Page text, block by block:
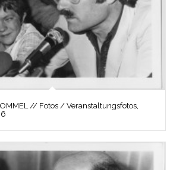
// Fotos / Veranstaltungsfotos,